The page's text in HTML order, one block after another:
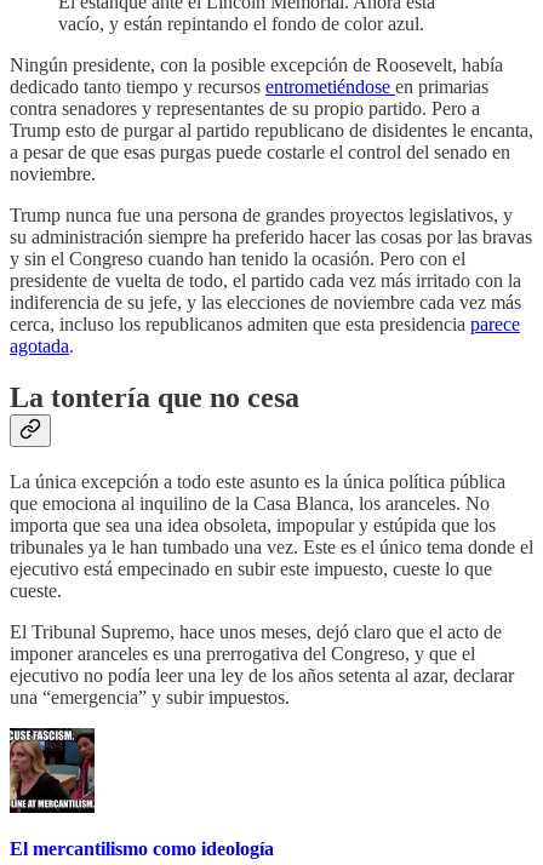
vacío, y están repintando el fondo de color azul.
Ningún presidente, con la posible excepción de Roosevelt, había
dedicado tanto tiempo y recursos entrometiéndose en primarias
contra senadores y representantes de su propio partido. Pero a
Trump esto de purgar al partido republicano de disidentes le encanta,
a pesar de que esas purgas puede costarle el control del senado en
noviembre.
Trump nunca fue una persona de grandes proyectos legislativos, y
su administración siempre ha preferido hacer las cosas por las bravas
y sin el Congreso cuando han tenido la ocasión. Pero con el
presidente de vuelta de todo, el partido cada vez más irritado con la
indiferencia de su jefe, y las elecciones de noviembre cada vez más
cerca, incluso los republicanos admiten que esta presidencia parece
agotada.
La tontería que no cesa
La única excepción a todo este asunto es la única política pública
que emociona al inquilino de la Casa Blanca, los aranceles. No
importa que sea una idea obsoleta, impopular y estúpida que los
tribunales ya le han tumbado una vez. Este es el único tema donde el
ejecutivo está empecinado en subir este impuesto, cueste lo que
cueste.
El Tribunal Supremo, hace unos meses, dejó claro que el acto de
imponer aranceles es una prerrogativa del Congreso, y que el
ejecutivo no podía leer una ley de los años setenta al azar, declarar
una “emergencia” y subir impuestos.
El mercantilismo como ideología